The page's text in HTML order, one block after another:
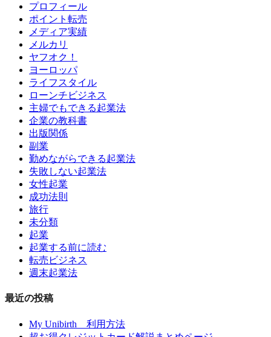
プロフィール
ポイント転売
メディア実績
メルカリ
ヤフオク！
ヨーロッパ
ライフスタイル
ローンチビジネス
主婦でもできる起業法
企業の教科書
出版関係
副業
勤めながらできる起業法
失敗しない起業法
女性起業
成功法則
旅行
未分類
起業
起業する前に読む
転売ビジネス
週末起業法
最近の投稿
My Unibirth 利用方法